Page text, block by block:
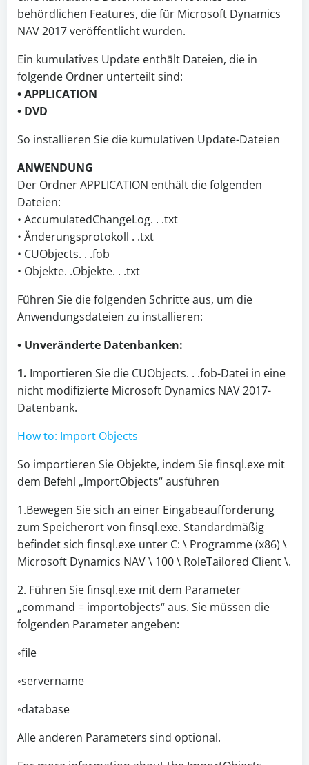
behördlichen Features, die für Microsoft Dynamics
NAV 2017 veröffentlicht wurden.
Ein kumulatives Update enthält Dateien, die in
folgende Ordner unterteilt sind:
• APPLICATION
• DVD
So installieren Sie die kumulativen Update-Dateien
ANWENDUNG
Der Ordner APPLICATION enthält die folgenden
Dateien:
• AccumulatedChangeLog. . .txt
• Änderungsprotokoll . .txt
• CUObjects. . .fob
• Objekte. .Objekte. . .txt
Führen Sie die folgenden Schritte aus, um die
Anwendungsdateien zu installieren:
• Unveränderte Datenbanken:
1. Importieren Sie die CUObjects. . .fob-Datei in eine
nicht modifizierte Microsoft Dynamics NAV 2017-
Datenbank.
How to: Import Objects
So importieren Sie Objekte, indem Sie finsql.exe mit
dem Befehl „ImportObjects“ ausführen
1.Bewegen Sie sich an einer Eingabeaufforderung
zum Speicherort von finsql.exe. Standardmäßig
befindet sich finsql.exe unter C: \ Programme (x86) \
Microsoft Dynamics NAV \ 100 \ RoleTailored Client \.
2. Führen Sie finsql.exe mit dem Parameter
„command = importobjects“ aus. Sie müssen die
folgenden Parameter angeben:
◦file
◦servername
◦database
Alle anderen Parameters sind optional.